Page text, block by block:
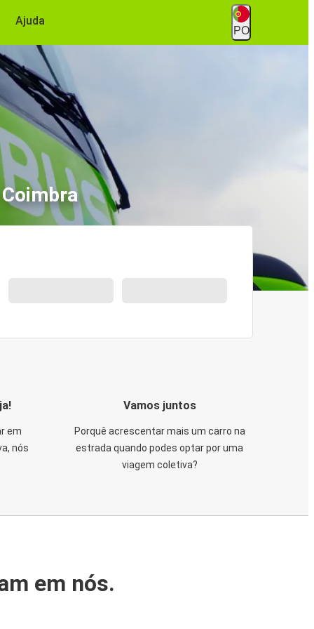
Ajuda
PO
em
nós
Vamos juntos
Porquê acrescentar mais um carro na
estrada quando podes optar por uma
viagem coletiva?
em nós.